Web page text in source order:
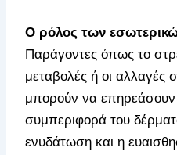
Ο ρόλος των
Παράγοντες όπως το
μεταβολές ή οι αλλαγές
μπορούν να επηρεάσουν
συμπεριφορά του
ενυδάτωση και η